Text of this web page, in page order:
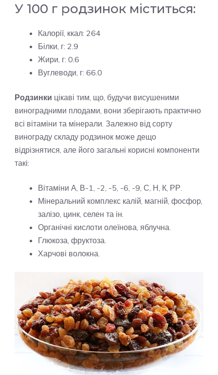
У 100 г родзинок міститься:
Калорії, ккал: 264
Білки, г: 2.9
Жири, г: 0.6
Вуглеводи, г: 66.0
Родзинки цікаві тим, що, будучи висушеними
виноградними плодами, вони зберігають практично
всі вітаміни та мінерали. Залежно від сорту
винограду складу родзинок може дещо
відрізнятися, але його загальні корисні компоненти
такі:
Вітаміни А, В-1, -2, -5, -6, -9, С, Н, К, РР.
Мінеральний комплекс калій, магній, фосфор,
залізо, цинк, селен та ін.
Органічні кислоти олеїнова, яблучна.
Глюкоза, фруктоза.
Харчові волокна.